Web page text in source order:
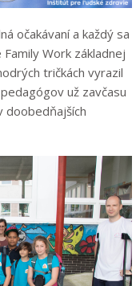
a každý sa
Work základnej
tričkách vyrazil
už zavčasu
doobedňajších